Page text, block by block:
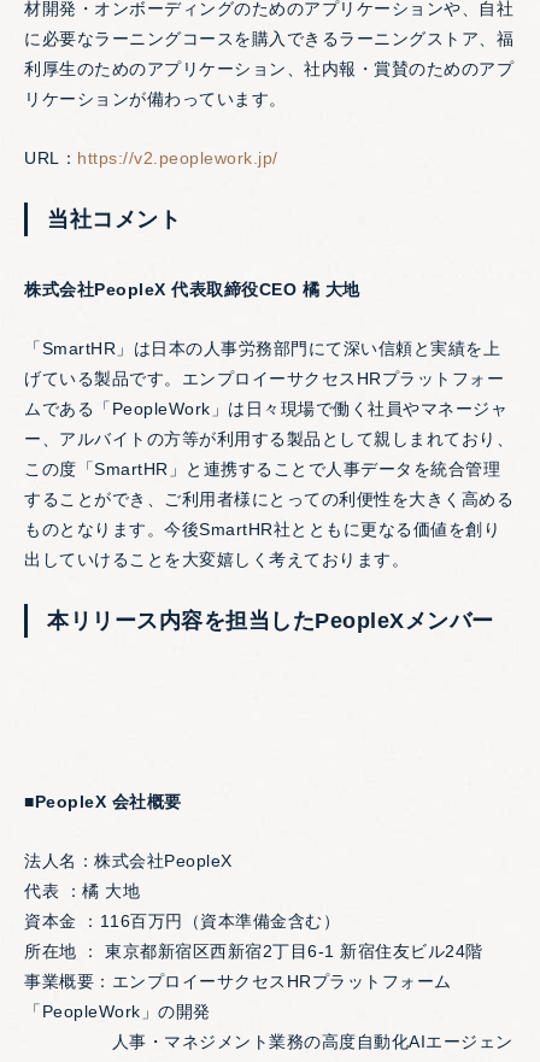
材開発・オンボーディングのためのアプリケーションや、自社
に必要なラーニングコースを購入できるラーニングストア、福
利厚生のためのアプリケーション、社内報・賞賛のためのアプ
リケーションが備わっています。
URL： https://v2.peoplework.jp/
当社コメント
株式会社PeopleX 代表取締役CEO 橘 大地
「SmartHR」は日本の人事労務部門にて深い信頼と実績を上
げている製品です。エンプロイーサクセスHRプラットフォー
ムである「PeopleWork」は日々現場で働く社員やマネージャ
ー、アルバイトの方等が利用する製品として親しまれており、
この度「SmartHR」と連携することで人事データを統合管理
することができ、ご利用者様にとっての利便性を大きく高める
ものとなります。今後SmartHR社とともに更なる価値を創り
出していけることを大変嬉しく考えております。
本リリース内容を担当したPeopleXメンバー
■PeopleX 会社概要
法人名：株式会社PeopleX
代表 ：橘 大地
資本金 ：116百万円（資本準備金含む）
所在地 ： 東京都新宿区西新宿2丁目6-1 新宿住友ビル24階
事業概要：エンプロイーサクセスHRプラットフォーム
「PeopleWork」の開発
人事・マネジメント業務の高度自動化AIエージェン